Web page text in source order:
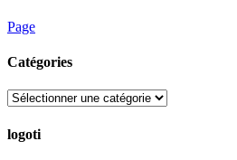
Page
Catégories
Catégories
logoti